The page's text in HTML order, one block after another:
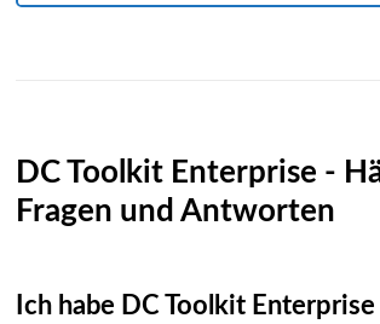
DC Toolkit Enterprise -
Fragen und Antworten
Ich habe DC Toolkit